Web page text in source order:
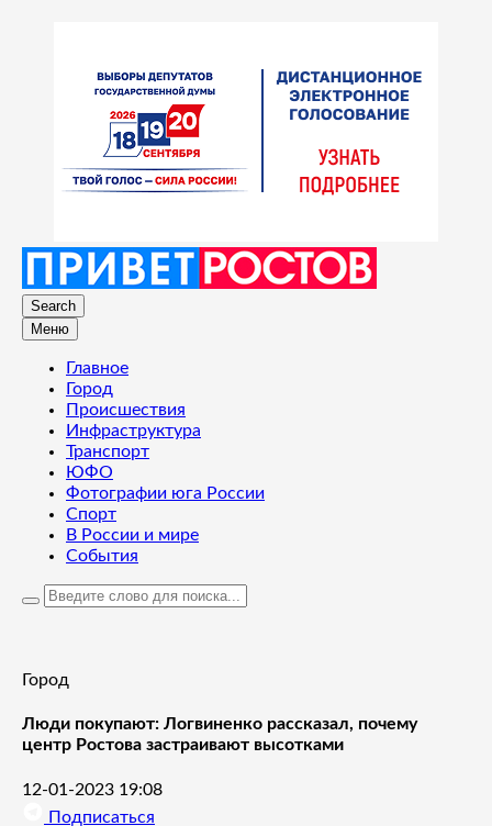
Search
Меню
Главное
Город
Происшествия
Инфраструктура
Транспорт
ЮФО
Фотографии юга России
Спорт
В России и мире
События
Город
Люди покупают: Логвиненко рассказал, почему
центр Ростова застраивают высотками
12-01-2023 19:08
Подписаться